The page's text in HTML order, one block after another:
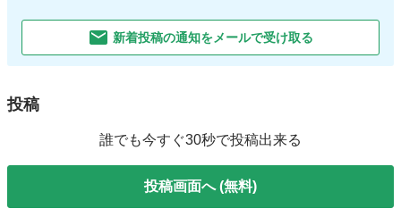
新着投稿の通知をメールで受け取る
投稿
誰でも今すぐ30秒で投稿出来る
投稿画面へ (無料)